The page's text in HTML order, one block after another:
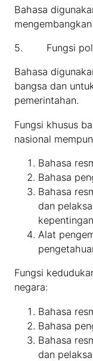
Bahasa
5. Fungsi
Bahasa
bangsa dan
pemerintahan.
Fungsi khusus
nasional
Bahasa
Bahasa
Bahasa
dan
Alat
Fungsi
negara:
Bahasa
Bahasa
Bahasa
dan